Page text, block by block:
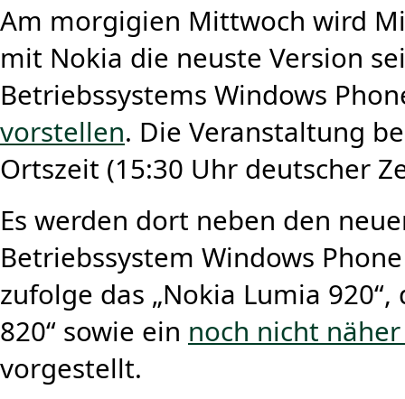
Am morgigien Mittwoch wird
mit Nokia die neuste Version
Betriebssystems Windows
vorstellen. Die Veranstaltung
Ortszeit (15:30 Uhr deutscher
Es werden dort neben den
Betriebssystem Windows
zufolge das „Nokia Lumia 920“,
820“ sowie ein noch nicht
vorgestellt.